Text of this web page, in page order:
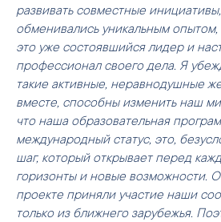
развивать совместные
обменивались уникальным опытом,
это уже состоявшийся лидер и
профессионал своего дела. Я
такие активные, неравнодушные
вместе, способны изменить наш
что наша образовательная
международный статус, это,
шаг, который открывает перед
горизонты и новые возможности.
проекте приняли участие наши
только из ближнего зарубежья.